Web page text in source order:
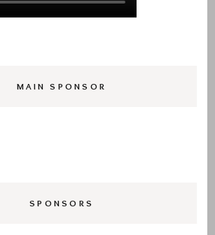
MAIN SPONSOR
SPONSORS